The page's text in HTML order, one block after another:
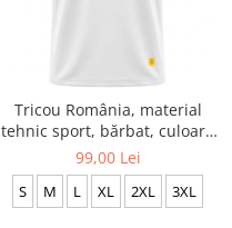
Tricou România, material
tehnic sport, bărbat, culoare
albă CS69
99,00 Lei
S M L XL 2XL 3XL